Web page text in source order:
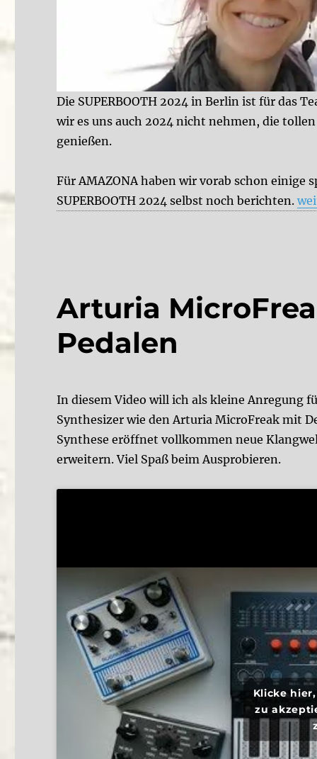
Die SUPERBOOTH 2024 in Berlin ist für das
wir es uns auch 2024 nicht nehmen, die
genießen.
Für AMAZONA haben wir vorab schon
SUPERBOOTH 2024 selbst noch berichten.
Arturia
Pedalen
In diesem Video will ich als kleine Anregung
Synthesizer wie den Arturia MicroFreak mit
Synthese eröffnet vollkommen neue
erweitern. Viel Spaß beim Ausprobieren.
Klicke
zu